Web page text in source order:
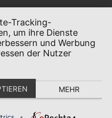
Tracking-
um ihre Dienste
und Werbung
der Nutzer
MEHR